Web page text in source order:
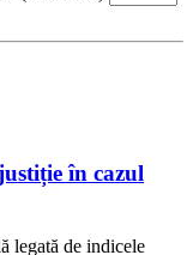
în cazul
legată de indicele